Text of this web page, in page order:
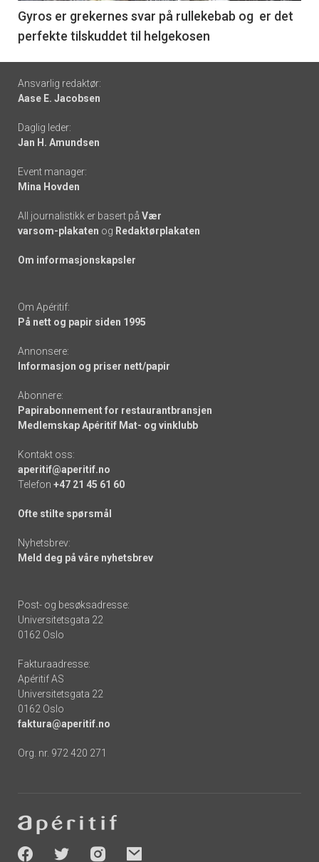
6
Gyros er grekernes svar på rullekebab og er det
perfekte tilskuddet til helgekosen
Footer
-
links
Ansvarlig redaktør:
Aase E. Jacobsen
Daglig leder:
Jan H. Amundsen
Event manager:
Mina Hovden
All journalistikk er basert på Vær
varsom-plakaten og Redaktørplakaten
Om informasjonskapsler
Om Apéritif:
På nett og papir siden 1995
Annonsere:
Informasjon og priser nett/papir
Abonnere:
Papirabonnement for restaurantbransjen
Medlemskap Apéritif Mat- og vinklubb
Kontakt oss:
aperitif@aperitif.no
Telefon +47 21 45 61 60
Ofte stilte spørsmål
Nyhetsbrev:
Meld deg på våre nyhetsbrev
Post- og besøksadresse:
Universitetsgata 22
0162 Oslo
Fakturaadresse:
Apéritif AS
Universitetsgata 22
0162 Oslo
faktura@aperitif.no
Org. nr. 972 420 271
-